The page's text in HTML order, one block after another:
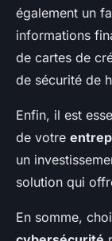
également un
informations
de cartes de
de sécurité de
Enfin, il est
de votre
un
solution qui
En somme,